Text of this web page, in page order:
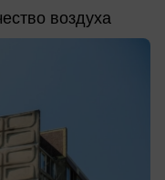
воздуха